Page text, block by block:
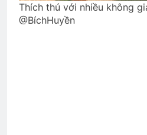
Thích thú với nhiều không
@BíchHuyền